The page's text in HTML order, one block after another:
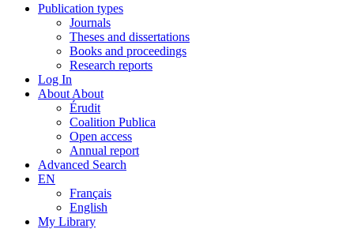
Publication types
Journals
Theses and dissertations
Books and proceedings
Research reports
Log In
About About
Érudit
Coalition Publica
Open access
Annual report
Advanced Search
EN
Français
English
My Library